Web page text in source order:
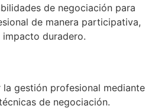
de negociación para
de manera participativa,
duradero.
la gestión profesional mediante
de negociación.